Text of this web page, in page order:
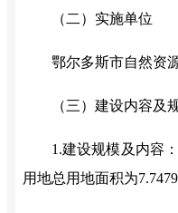
（二）实施单位
鄂尔多斯市自然资
（三） 建设内容及
1.建设规模及内容
用地总用地面积为7.747